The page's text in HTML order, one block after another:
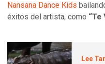
Nansana Dance Kids
éxitos del artista, como “Te
Lee